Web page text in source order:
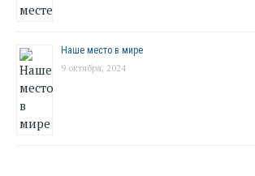
Наше место в мире
9 октября, 2024